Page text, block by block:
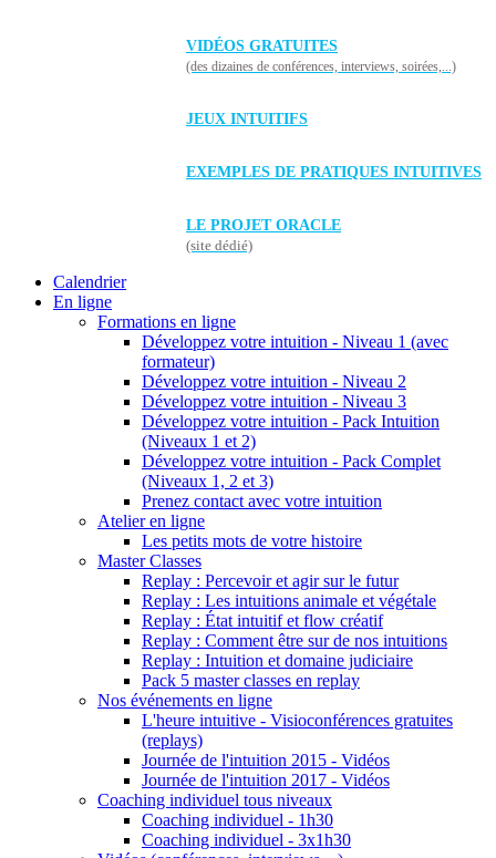
VIDÉOS GRATUITES
(des dizaines de conférences, interviews, soirées,...)
JEUX INTUITIFS
EXEMPLES DE PRATIQUES INTUITIVES
LE PROJET ORACLE
(site dédié)
Calendrier
En ligne
Formations en ligne
Développez votre intuition - Niveau 1 (avec
formateur)
Développez votre intuition - Niveau 2
Développez votre intuition - Niveau 3
Développez votre intuition - Pack Intuition
(Niveaux 1 et 2)
Développez votre intuition - Pack Complet
(Niveaux 1, 2 et 3)
Prenez contact avec votre intuition
Atelier en ligne
Les petits mots de votre histoire
Master Classes
Replay : Percevoir et agir sur le futur
Replay : Les intuitions animale et végétale
Replay : État intuitif et flow créatif
Replay : Comment être sur de nos intuitions
Replay : Intuition et domaine judiciaire
Pack 5 master classes en replay
Nos événements en ligne
L'heure intuitive - Visioconférences gratuites
(replays)
Journée de l'intuition 2015 - Vidéos
Journée de l'intuition 2017 - Vidéos
Coaching individuel tous niveaux
Coaching individuel - 1h30
Coaching individuel - 3x1h30